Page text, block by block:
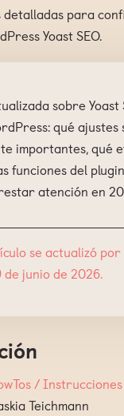
para
Yoast SEO.
sobre Yoast
qué ajustes
importantes, qué
funciones del
atención en
se actualizó por
de junio de 2026.
/ Instrucciones
Teichmann